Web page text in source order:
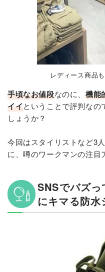
レディース商品
手頃なお値段なのに、機能
イイということで評判な
しょうか？
今回はスタイリストなど3
に、噂のワークマンの注目
SNSでバズ
にキマる防水